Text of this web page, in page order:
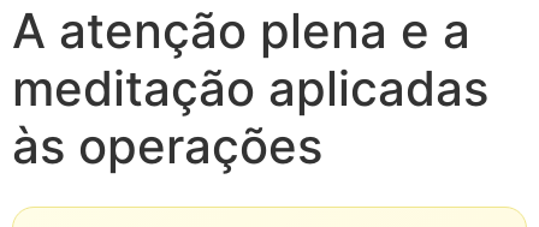
A atenção plena e a
meditação aplicadas
às operações